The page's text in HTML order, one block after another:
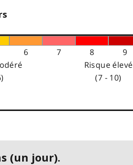
6 7 8 9
Risque élevé
(7 - 10)
(un jour).